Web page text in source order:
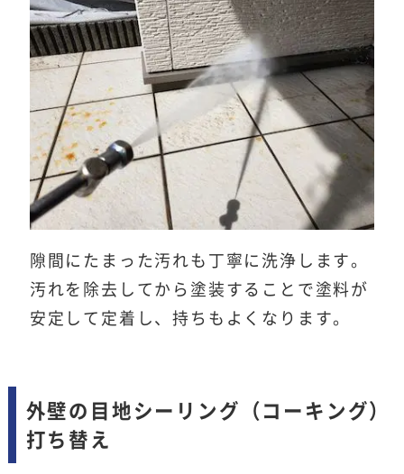
隙間にたまった汚れも丁寧に洗浄します。
汚れを除去してから塗装することで塗料が
安定して定着し、持ちもよくなります。
外壁の目地シーリング（コーキング）
打ち替え